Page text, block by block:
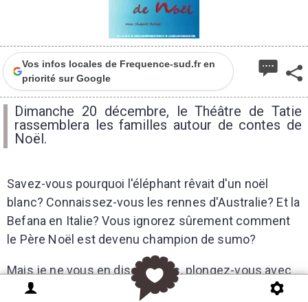
Vos infos locales de Frequence-sud.fr en
priorité sur Google
Dimanche 20 décembre, le Théâtre de Tatie
rassemblera les familles autour de contes de
Noël.
Savez-vous pourquoi l'éléphant rêvait d'un noël
blanc? Connaissez-vous les rennes d'Australie? Et la
Befana en Italie? Vous ignorez sûrement comment
le Père Noël est devenu champion de sumo?
Mais je ne vous en dis pas plus, plongez-vous avec
moi dans le monde magique de NOËL qui émerveille